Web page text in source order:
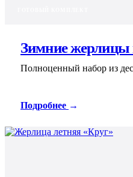
Зимние жерлицы
Полноценный набор из
Подробнее →